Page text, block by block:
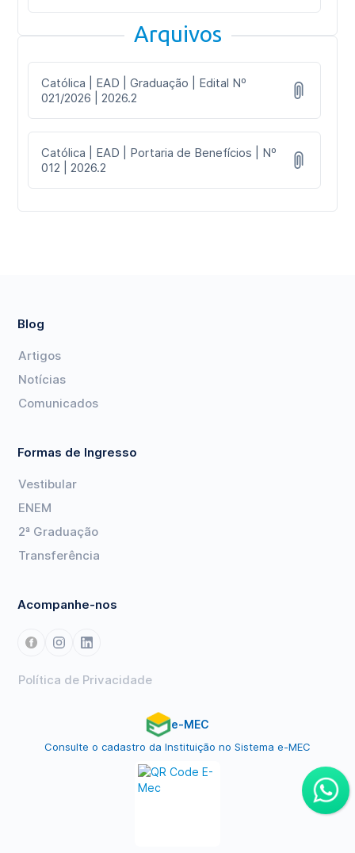
Arquivos
Católica | EAD | Graduação | Edital Nº
021/2026 | 2026.2
Católica | EAD | Portaria de Benefícios | Nº
012 | 2026.2
Blog
Artigos
Notícias
Comunicados
Formas de Ingresso
Vestibular
ENEM
2ª Graduação
Transferência
Acompanhe-nos
Política de Privacidade
e-MEC
Consulte o cadastro da Instituição no Sistema e-MEC